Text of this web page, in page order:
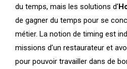
du temps, mais les solutions d’
de gagner du temps pour se
métier. La notion de timing est
missions d’un restaurateur et
pour pouvoir travailler dans de